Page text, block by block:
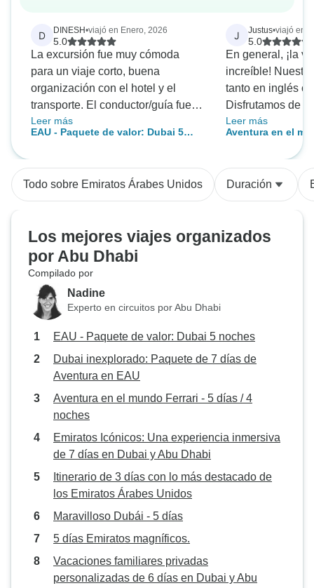
D DINESH•viajó en Enero, 2026
5.0
La excursión fue muy cómoda
para un viaje corto, buena
organización con el hotel y el
transporte. El conductor/guía fue
muy amable y cortés.
Leer más
EAU - Paquete de valor: Dubai 5
J Justus•viajó en
5.0
En general, ¡la
increíble!
tanto en inglés
Disfrutamos de
estamos
el año que viene
Tours and Travel.
Leer más
Aventura en el
Todo sobre Emiratos Árabes Unidos Duración
Los mejores viajes organizados
por Abu Dhabi
Compilado por
Nadine
Experto en circuitos por Abu Dhabi
EAU - Paquete de valor: Dubai 5 noches
Dubai inexplorado: Paquete de 7 días de
Aventura en EAU
Aventura en el mundo Ferrari - 5 días / 4
noches
Emiratos Icónicos: Una experiencia inmersiva
de 7 días en Dubai y Abu Dhabi
Itinerario de 3 días con lo más destacado de
los Emiratos Árabes Unidos
Maravilloso Dubái - 5 días
5 días Emiratos magníficos.
Vacaciones familiares privadas
personalizadas de 6 días en Dubai y Abu